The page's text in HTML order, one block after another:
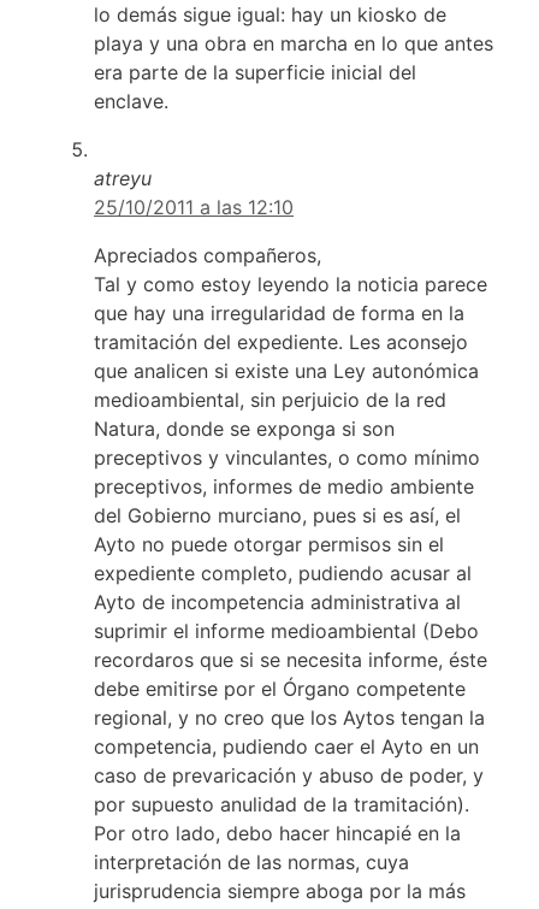
lo demás sigue igual: hay un kiosko de
playa y una obra en marcha en lo que antes
era parte de la superficie inicial del
enclave.
atreyu
25/10/2011 a las 12:10
Apreciados compañeros,
Tal y como estoy leyendo la noticia parece
que hay una irregularidad de forma en la
tramitación del expediente. Les aconsejo
que analicen si existe una Ley autonómica
medioambiental, sin perjuicio de la red
Natura, donde se exponga si son
preceptivos y vinculantes, o como mínimo
preceptivos, informes de medio ambiente
del Gobierno murciano, pues si es así, el
Ayto no puede otorgar permisos sin el
expediente completo, pudiendo acusar al
Ayto de incompetencia administrativa al
suprimir el informe medioambiental (Debo
recordaros que si se necesita informe, éste
debe emitirse por el Órgano competente
regional, y no creo que los Aytos tengan la
competencia, pudiendo caer el Ayto en un
caso de prevaricación y abuso de poder, y
por supuesto anulidad de la tramitación).
Por otro lado, debo hacer hincapié en la
interpretación de las normas, cuya
jurisprudencia siempre aboga por la más